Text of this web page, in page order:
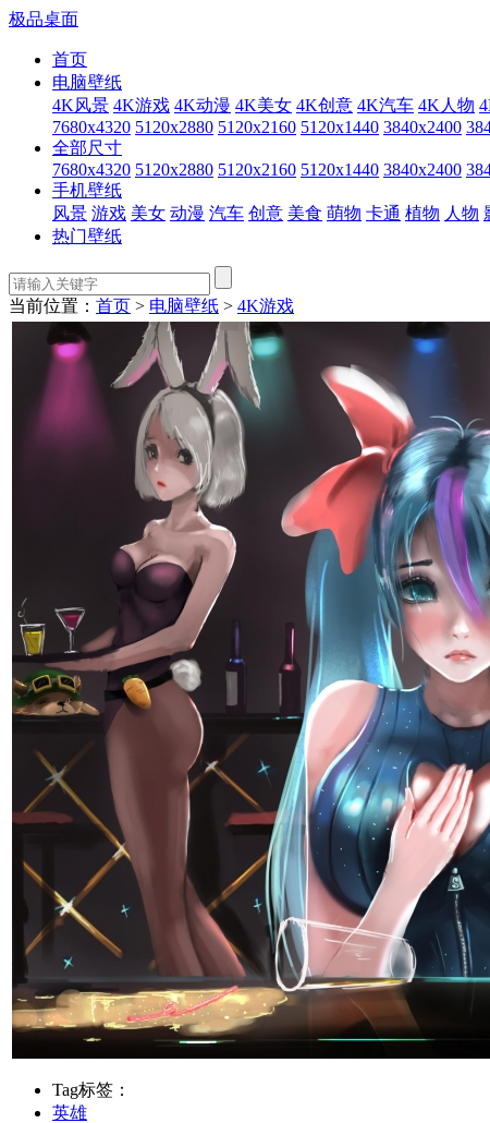
极品桌面
首页
电脑壁纸
4K风景 4K游戏 4K动漫 4K美女 4K创意 4K汽车 4K人物
7680x4320 5120x2880 5120x2160 5120x1440 3840x2400
全部尺寸
7680x4320 5120x2880 5120x2160 5120x1440 3840x2400
手机壁纸
风景 游戏 美女 动漫 汽车 创意 美食 萌物 卡通 植物 人物
热门壁纸
当前位置： 首页 > 电脑壁纸 > 4K游戏
Tag标签：
英雄